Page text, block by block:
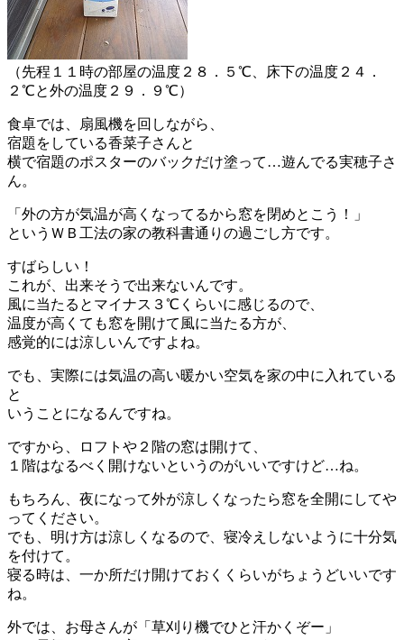
（先程１１時の部屋の温度２８．５℃、床下の温度２４．
２℃と外の温度２９．９℃）
食卓では、扇風機を回しながら、
宿題をしている香菜子さんと
横で宿題のポスターのバックだけ塗って…遊んでる実穂子さ
ん。
「外の方が気温が高くなってるから窓を閉めとこう！」
というＷＢ工法の家の教科書通りの過ごし方です。
すばらしい！
これが、出来そうで出来ないんです。
風に当たるとマイナス３℃くらいに感じるので、
温度が高くても窓を開けて風に当たる方が、
感覚的には涼しいんですよね。
でも、実際には気温の高い暖かい空気を家の中に入れている
と
いうことになるんですね。
ですから、ロフトや２階の窓は開けて、
１階はなるべく開けないというのがいいですけど…ね。
もちろん、夜になって外が涼しくなったら窓を全開にしてや
ってください。
でも、明け方は涼しくなるので、寝冷えしないように十分気
を付けて。
寝る時は、一か所だけ開けておくくらいがちょうどいいです
ね。
外では、お母さんが「草刈り機でひと汗かくぞー」